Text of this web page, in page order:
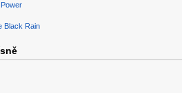
Black Rain